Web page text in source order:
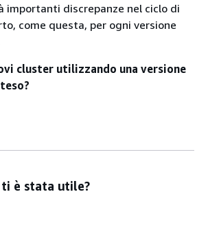
importanti discrepanze nel ciclo di
come questa, per ogni versione
cluster utilizzando una versione
è stata utile?